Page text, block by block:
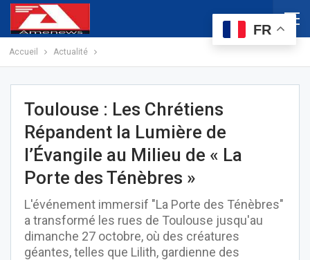
Accueil Actualité
Toulouse : Les Chrétiens
Répandent la Lumière de
l’Évangile au Milieu de « La
Porte des Ténèbres »
L'événement immersif "La Porte des Ténèbres"
a transformé les rues de Toulouse jusqu'au
dimanche 27 octobre, où des créatures
géantes, telles que Lilith, gardienne des
FR